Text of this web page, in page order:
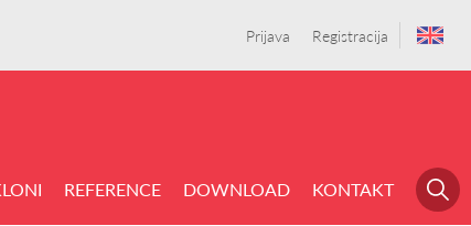
Prijava Registracija
REFERENCE DOWNLOAD KONTAKT